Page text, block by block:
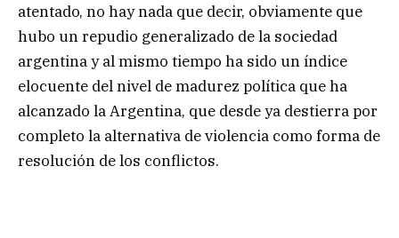
atentado, no hay nada que decir, obviamente que
hubo un repudio generalizado de la sociedad
argentina y al mismo tiempo ha sido un índice
elocuente del nivel de madurez política que ha
alcanzado la Argentina, que desde ya destierra por
completo la alternativa de violencia como forma de
resolución de los conflictos.